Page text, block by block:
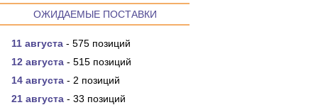
ОЖИДАЕМЫЕ ПОСТАВКИ
11 августа - 575 позиций
12 августа - 515 позиций
14 августа - 2 позиций
21 августа - 33 позиций